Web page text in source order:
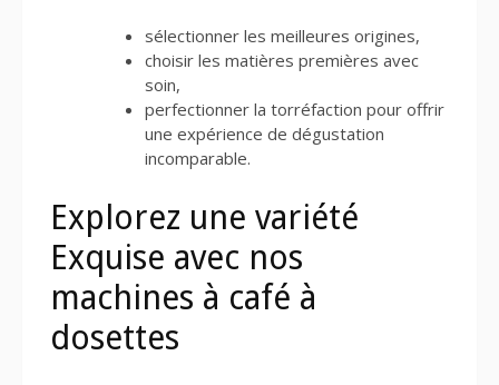
sélectionner les meilleures origines,
choisir les matières premières avec
soin,
perfectionner la torréfaction pour offrir
une expérience de dégustation
incomparable.
Explorez une variété
Exquise avec nos
machines à café à
dosettes